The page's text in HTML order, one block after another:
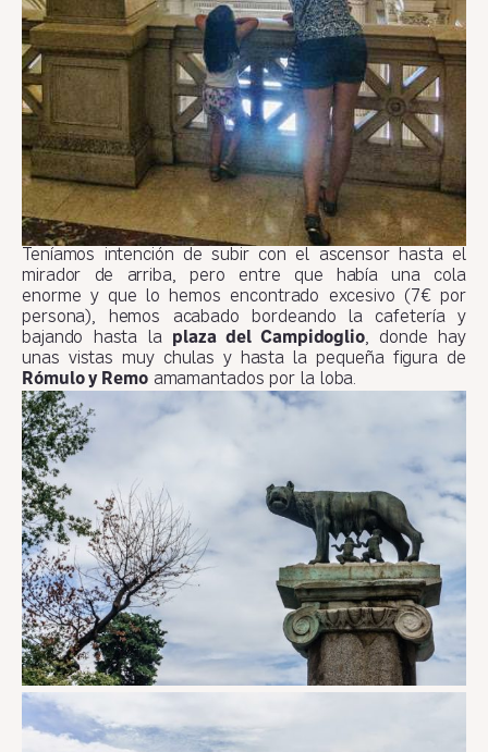
Teníamos intención de subir con el ascensor hasta el
mirador de arriba, pero entre que había una cola
enorme y que lo hemos encontrado excesivo (7€ por
persona), hemos acabado bordeando la cafetería y
bajando hasta la plaza del Campidoglio, donde hay
unas vistas muy chulas y hasta la pequeña figura de
Rómulo y Remoamamantados por la loba.